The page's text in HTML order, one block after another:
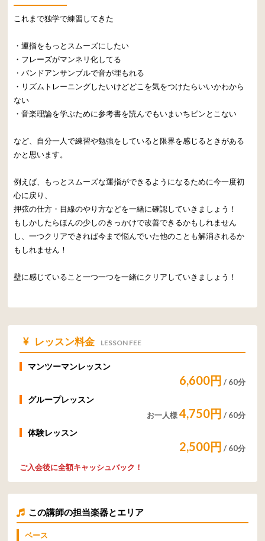
これまで独学で練習してきた
・運指をもっとスムーズにしたい
・フレーズがマンネリ化してる
・バンドアンサンブルで音が埋もれる
・リズムトレーニングしたいけどどこを気をつけたらいいかわから
ない
・音楽理論を学ぶために参考書を読んでもいまいちピンとこない
など、自分一人で練習や勉強をしていると限界を感じるときがある
かと思います。
例えば、もっとスムーズな運指ができるようになるために今一度初
心に戻り、
押弦の仕方・目線のやり方などを一緒に確認していきましょう！
もしかしたらほんの少しのきっかけで改善できるかもしれません
し、一つクリアできれば今まで悩んでいた他のことも解消されるか
もしれません！
壁に感じていること一つ一つを一緒にクリアしていきましょう！
レッスン料金 LESSON FEE
マンツーマンレッスン
6,600円 / 60分
グループレッスン
お一人様4,750円 / 60分
体験レッスン
2,500円 / 60分
ご入会後に全額キャッシュバック！
この講師の担当楽器とエリア
ベース